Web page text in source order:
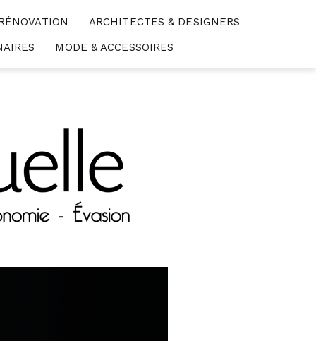
ARCHITECTES & DESIGNERS
MODE & ACCESSOIRES